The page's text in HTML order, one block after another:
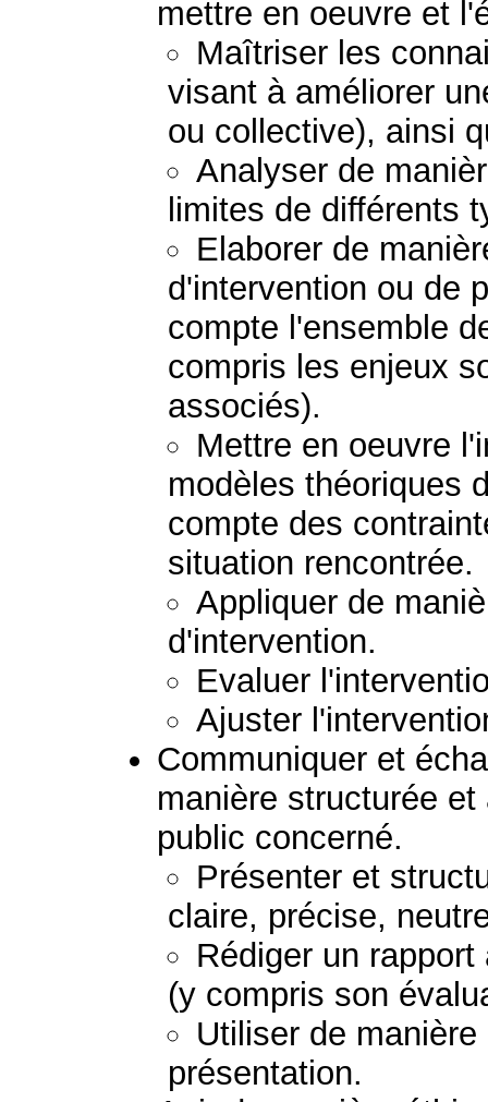
mettre en oeuvre et
Maîtriser les
visant à améliorer
ou collective), ainsi
Analyser de
limites de différents
Elaborer de
d'intervention ou de
compte l'ensemble
compris les enjeux
associés).
Mettre en oeuvre
modèles théoriques
compte des
situation rencontrée.
Appliquer de
d'intervention.
Evaluer
Ajuster
Communiquer et
manière structurée
public concerné.
Présenter et
claire, précise,
Rédiger un
(y compris son
Utiliser de
présentation.